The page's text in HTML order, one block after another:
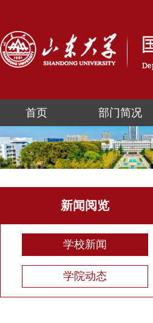
首页 部门简况
新闻阅览
学校新闻
学院动态